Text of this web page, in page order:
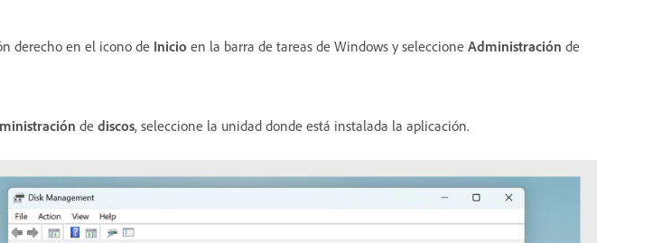
derecho en el icono de Inicio en la barra de tareas de Windows y seleccione Administración de
de discos, seleccione la unidad donde está instalada la aplicación.